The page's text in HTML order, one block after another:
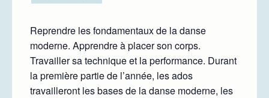
Reprendre les fondamentaux de la danse
moderne. Apprendre à placer son corps.
Travailler sa technique et la performance. Durant
la première partie de l’année, les ados
travailleront les bases de la danse moderne, les